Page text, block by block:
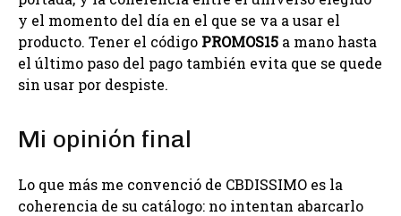
y el momento del día en el que se va a usar el
producto. Tener el código PROMOS15 a mano hasta
el último paso del pago también evita que se quede
sin usar por despiste.
Mi opinión final
Lo que más me convenció de CBDISSIMO es la
coherencia de su catálogo: no intentan abarcarlo